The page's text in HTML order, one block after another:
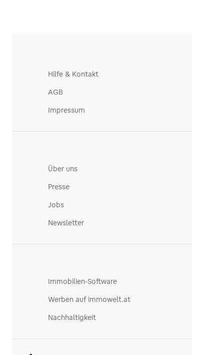
Hilfe & Kontakt
AGB
Impressum
Über uns
Presse
Jobs
Newsletter
Immobilien-Software
Werben auf immowelt.at
Nachhaltigkeit